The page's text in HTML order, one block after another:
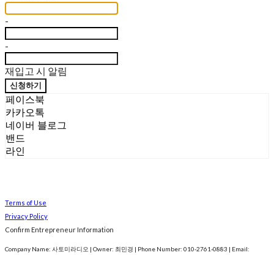
-
-
재입고 시 알림
신청하기
페이스북
카카오톡
네이버 블로그
밴드
라인
Terms of Use
Privacy Policy
Confirm Entrepreneur Information
Company Name: 사토미라디오 | Owner: 최민경 | Phone Number: 010-2761-0883 | Email: